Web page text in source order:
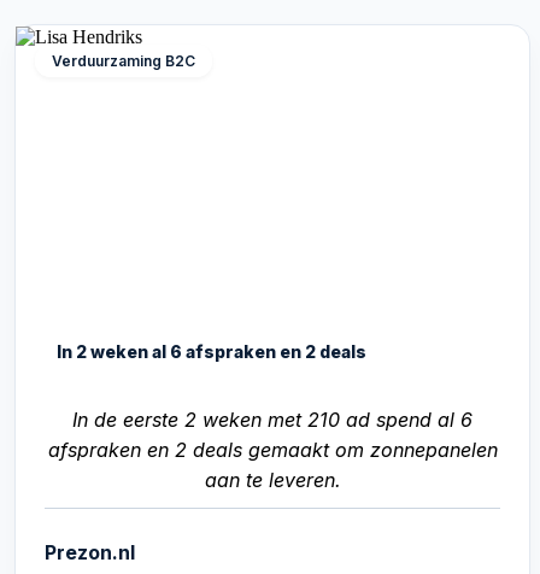
Verduurzaming B2C
In 2 weken al 6 afspraken en 2 deals
In de eerste 2 weken met 210 ad spend al 6
afspraken en 2 deals gemaakt om zonnepanelen
aan te leveren.
Prezon.nl